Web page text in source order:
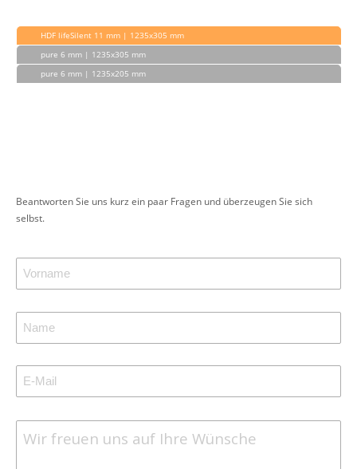
HDF lifeSilent 11 mm | 1235x305 mm
pure 6 mm | 1235x305 mm
pure 6 mm | 1235x205 mm
Beantworten Sie uns kurz ein paar Fragen und überzeugen Sie sich
selbst.